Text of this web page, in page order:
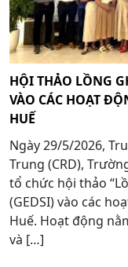
HỘI THẢO LỒNG
VÀO CÁC HOẠT
HUẾ
Ngày 29/5/2026,
Trung (CRD),
tổ chức hội thảo
(GEDSI) vào các
Huế. Hoạt động
và […]